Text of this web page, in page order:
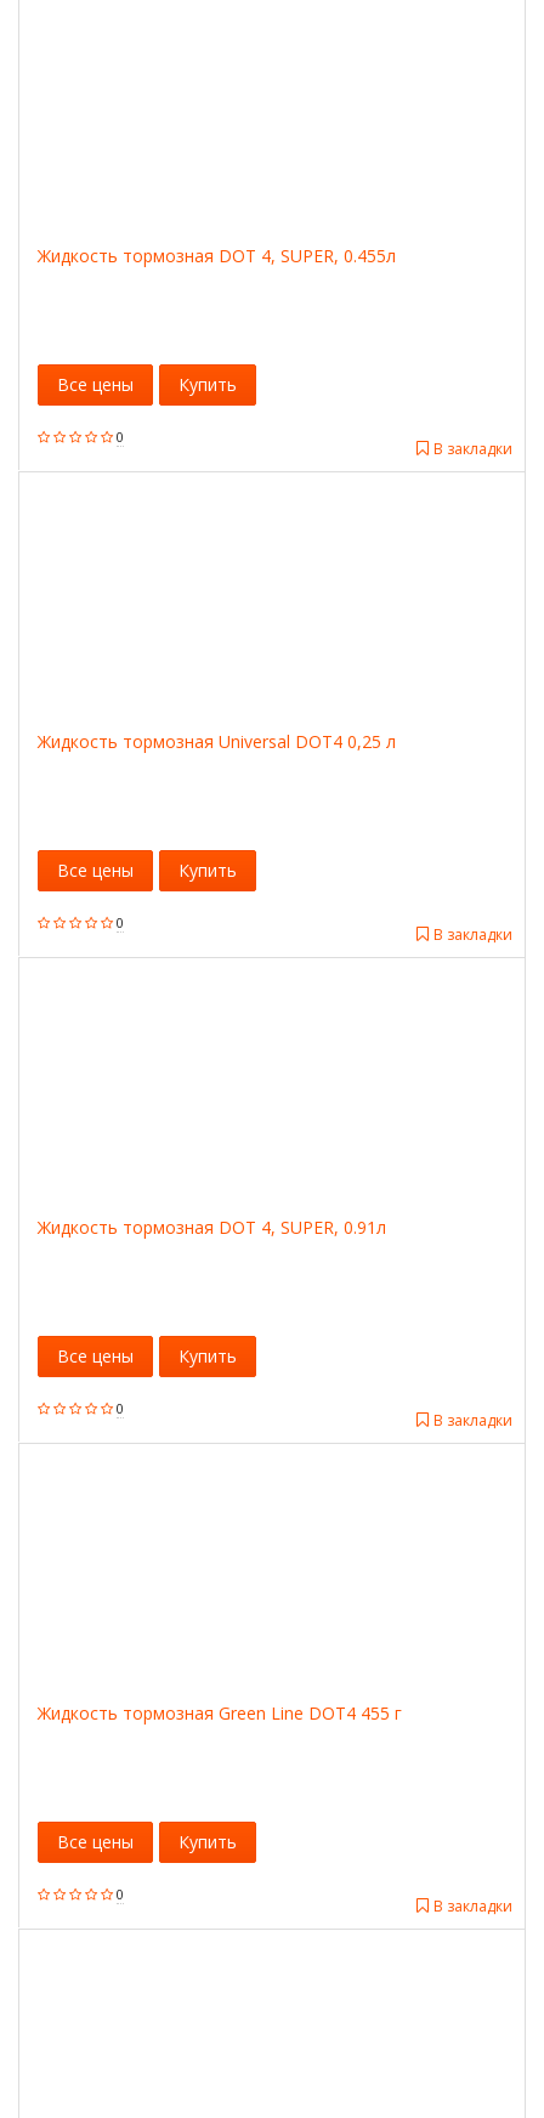
Жидкость тормозная DOT 4, SUPER, 0.455л
0
В закладки
Все цены Купить
Жидкость тормозная Universal DOT4 0,25 л
0
В закладки
Все цены Купить
Жидкость тормозная DOT 4, SUPER, 0.91л
0
В закладки
Все цены Купить
Жидкость тормозная Green Line DOT4 455 г
0
В закладки
Все цены Купить